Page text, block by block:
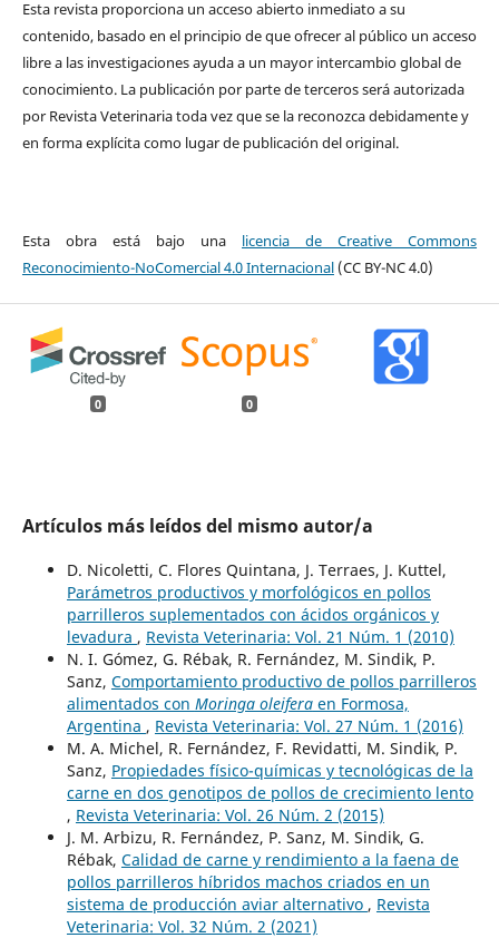
Esta revista proporciona un acceso abierto inmediato a su
contenido, basado en el principio de que ofrecer al público un acceso
libre a las investigaciones ayuda a un mayor intercambio global de
conocimiento. La publicación por parte de terceros será autorizada
por Revista Veterinaria toda vez que se la reconozca debidamente y
en forma explícita como lugar de publicación del original.
Esta obra está bajo una licencia de Creative Commons
Reconocimiento-NoComercial 4.0 Internacional(CC BY-NC 4.0)
0 0
Artículos más leídos del mismo autor/a
D. Nicoletti, C. Flores Quintana, J. Terraes, J. Kuttel,
Parámetros productivos y morfológicos en pollos
parrilleros suplementados con ácidos orgánicos y
levadura , Revista Veterinaria: Vol. 21 Núm. 1 (2010)
N. I. Gómez, G. Rébak, R. Fernández, M. Sindik, P.
Sanz, Comportamiento productivo de pollos parrilleros
alimentados con Moringa oleiferaen Formosa,
Argentina , Revista Veterinaria: Vol. 27 Núm. 1 (2016)
M. A. Michel, R. Fernández, F. Revidatti, M. Sindik, P.
Sanz, Propiedades físico-químicas y tecnológicas de la
carne en dos genotipos de pollos de crecimiento lento
, Revista Veterinaria: Vol. 26 Núm. 2 (2015)
J. M. Arbizu, R. Fernández, P. Sanz, M. Sindik, G.
Rébak, Calidad de carne y rendimiento a la faena de
pollos parrilleros híbridos machos criados en un
sistema de producción aviar alternativo , Revista
Veterinaria: Vol. 32 Núm. 2 (2021)